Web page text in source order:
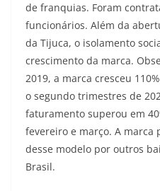
de franquias. Foram
funcionários. Além da
da Tijuca, o isolamento
crescimento da marca.
2019, a marca cresceu
o segundo trimestres de
faturamento superou em
fevereiro e março. A
desse modelo por outros
Brasil.